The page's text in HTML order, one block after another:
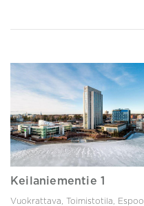
Keilaniementie 1
Vuokrattava, Toimistotila, Espoo,